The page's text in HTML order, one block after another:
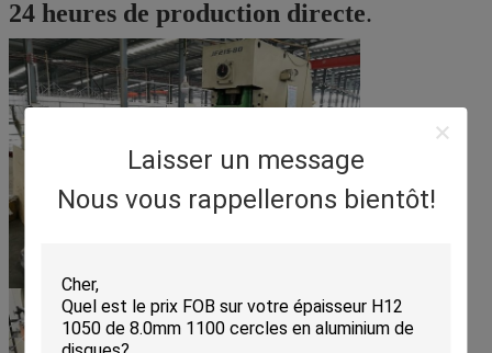
Laisser un message
Nous vous rappellerons bientôt!
24 heures de production directe.